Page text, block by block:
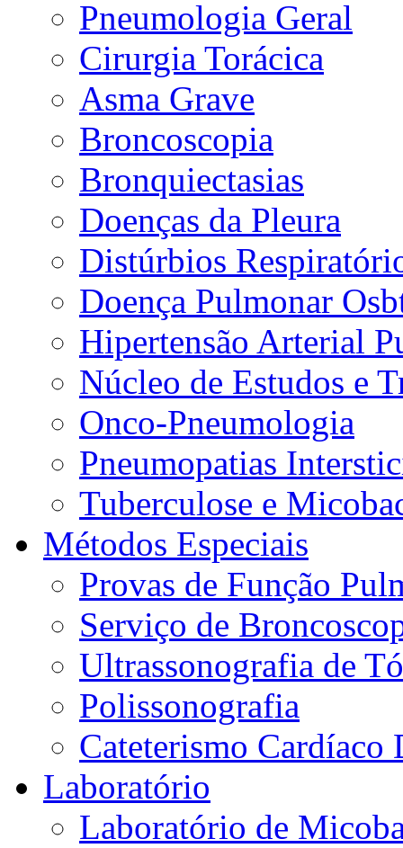
Pneumologia Geral
Cirurgia Torácica
Asma Grave
Broncoscopia
Bronquiectasias
Doenças da Pleura
Distúrbios
Doença Pulmonar
Hipertensão Arterial
Núcleo de Estudos e
Onco-Pneumologia
Pneumopatias
Tuberculose e
Métodos Especiais
Provas de Função
Serviço de
Ultrassonografia de
Polissonografia
Cateterismo Cardíaco
Laboratório
Laboratório de